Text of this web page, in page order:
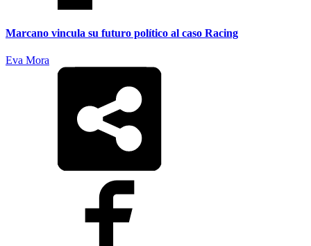
Marcano vincula su futuro político al caso Racing
Eva Mora